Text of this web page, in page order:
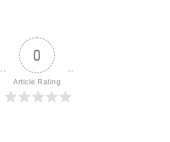
0
Article Rating